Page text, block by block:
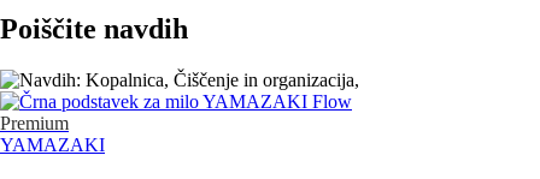
Poiščite navdih
Premium
YAMAZAKI